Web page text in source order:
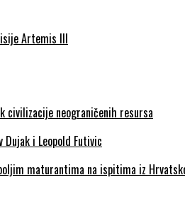
Artemis III
civilizacije neograničenih resursa
maturantima na ispitima iz